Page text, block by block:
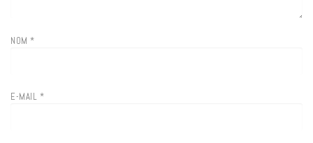
NOM *
E-MAIL *